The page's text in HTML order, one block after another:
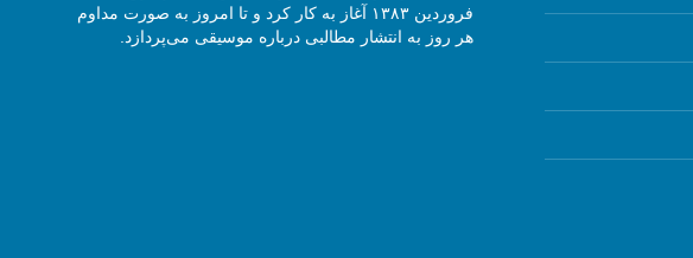
فروردین ۱۳۸۳ آغاز به کار کرد و تا امروز به صورت مداوم
هر روز به انتشار مطالبی درباره موسیقی می‌پردازد.